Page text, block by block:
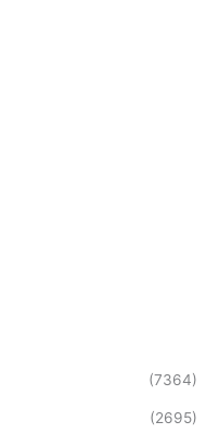
(7364)
(2695)